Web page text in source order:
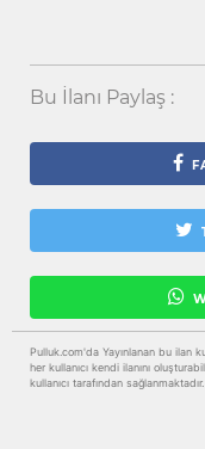
Bu İlanı Paylaş :
Pulluk.com'da Yayınlanan bu ilan
her kullanıcı kendi ilanını
kullanıcı tarafından